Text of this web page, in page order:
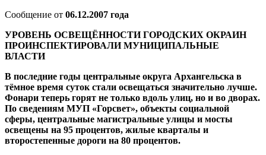
Сообщение от 06.12.2007 года
УРОВЕНЬ ОСВЕЩЁННОСТИ ГОРОДСКИХ ОКРАИН
ПРОИНСПЕКТИРОВАЛИ МУНИЦИПАЛЬНЫЕ
ВЛАСТИ
В последние годы центральные округа Архангельска в
тёмное время суток стали освещаться значительно лучше.
Фонари теперь горят не только вдоль улиц, но и во дворах.
По сведениям МУП «Горсвет», объекты социальной
сферы, центральные магистральные улицы и мосты
освещены на 95 процентов, жилые кварталы и
второстепенные дороги на 80 процентов.